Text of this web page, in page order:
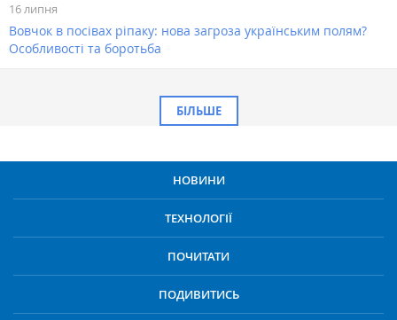
16 липня
Вовчок в посівах ріпаку: нова загроза українським полям?
Особливості та боротьба
БІЛЬШЕ
НОВИНИ
ТЕХНОЛОГІЇ
ПОЧИТАТИ
ПОДИВИТИСЬ